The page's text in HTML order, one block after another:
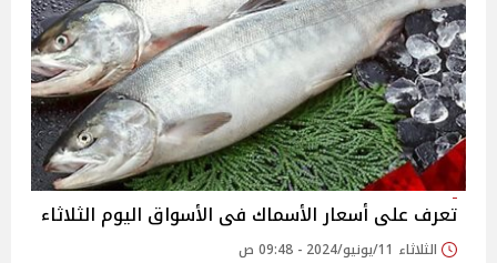
تعرف على أسعار الأسماك فى الأسواق اليوم الثلاثاء
الثلاثاء 11/يونيو/2024 - 09:48 ص